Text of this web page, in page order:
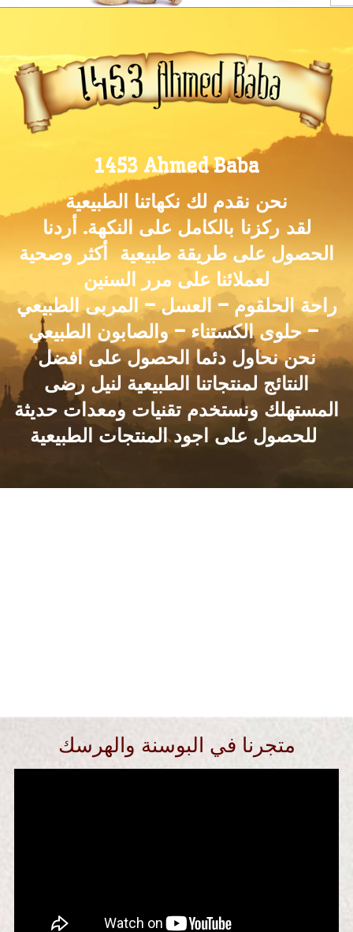
1453 Ahmed Baba
نحن نقدم لك نكهاتنا الطبيعية
لقد
ركزنا بالكامل على النكهة. أردنا
الحصول على طريقة طبيعية أكثر وصحية
لعملائنا على مرر السنين
راحة الحلقوم – العسل – المربى الطبيعي
– حلوى الكستناء – والصابون الطبيعي
نحن نحاول دئما الحصول على افضل
النتائج لمنتجاتنا الطبيعية لنيل رضى
المستهلك ونستخدم تقنيات ومعدات حديثة
متجرنا في البوسنة والهرسك